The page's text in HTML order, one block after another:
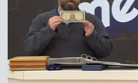
TVN PLAY
PROGRAMAS
TELESERIES